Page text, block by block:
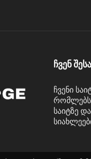
ჩვენ
ჩვენი
საიტზე